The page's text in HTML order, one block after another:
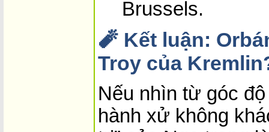
Brussels.
🧨 Kết luận:
Troy của
Nếu nhìn từ góc
hành xử không